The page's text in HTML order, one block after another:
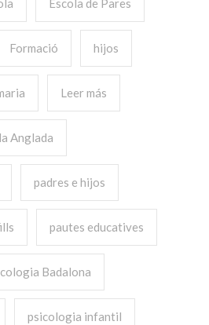
Escola de Pares
Formació hijos
Leer más
Anglada
padres e hijos
pautes educatives
Badalona
psicologia infantil